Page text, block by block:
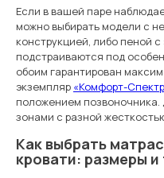
Если в вашей паре
можно выбирать модели с
конструкцией, либо пеной
подстраиваются под
обоим гарантирован
экземпляр «Комфорт-
положением
зонами с разной
Как выбрать
кровати: размеры